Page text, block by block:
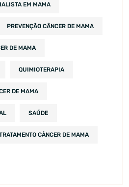
EM MAMA
PREVENÇÃO CÂNCER DE MAMA
DE MAMA
QUIMIOTERAPIA
DE MAMA
SAÚDE
CÂNCER DE MAMA